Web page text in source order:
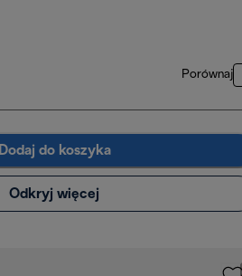
Porównaj
Dodaj do koszyka
Odkryj więcej